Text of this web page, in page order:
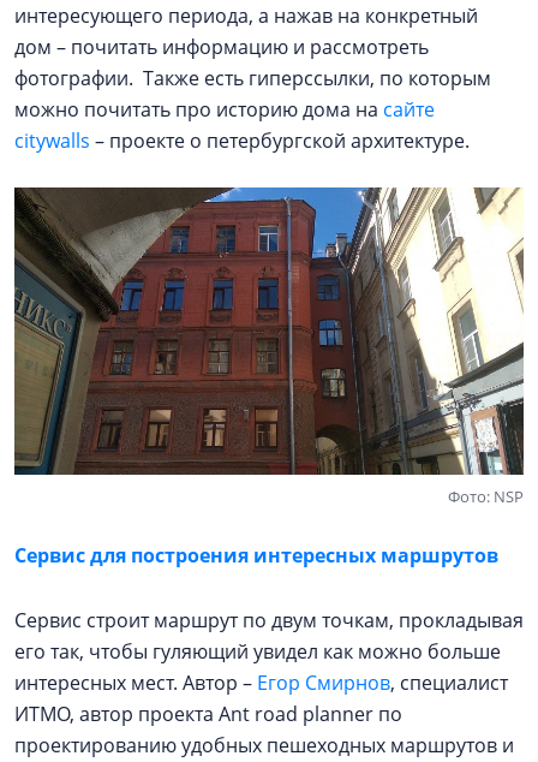
интересующего периода, а нажав на конкретный
дом – почитать информацию и рассмотреть
фотографии. Также есть гиперссылки, по которым
можно почитать про историю дома на сайте
citywalls – проекте о петербургской архитектуре.
Фото: NSP
Сервис для построения интересных маршрутов
Сервис строит маршрут по двум точкам, прокладывая
его так, чтобы гуляющий увидел как можно больше
интересных мест. Автор – Егор Смирнов, специалист
ИТМО, автор проекта Ant road planner по
проектированию удобных пешеходных маршрутов и